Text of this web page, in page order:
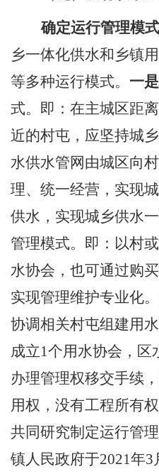
确定运行管理模式
乡一体化供水和乡镇
等多种运行模式。 一是
式。即：在主城区距
近的村屯，应坚持城
水供水管网由城区向
理、统一经营，实现
供水，实现城乡供水一
管理模式。即：以村
水协会，也可通过购
实现管理维护专业化
协调相关村屯组建用
成立1个用水协会，区
办理管理权移交手续
用权，没有工程所有
共同研究制定运行管
镇人民政府于2021年3